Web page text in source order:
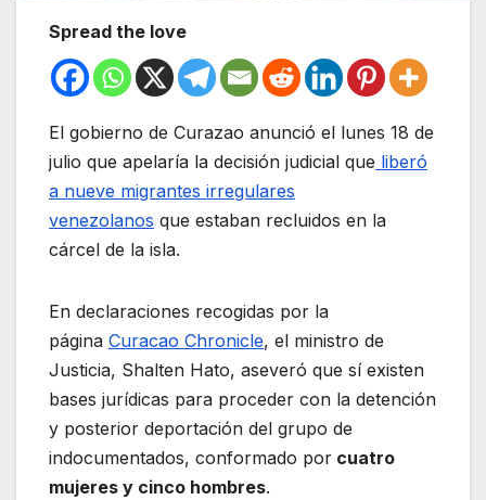
Spread the love
El gobierno de Curazao anunció el lunes 18 de
julio que apelaría la decisión judicial que liberó
a nueve migrantes irregulares
venezolanos que estaban recluidos en la
cárcel de la isla.
En declaraciones recogidas por la
página Curacao Chronicle, el ministro de
Justicia, Shalten Hato, aseveró que sí existen
bases jurídicas para proceder con la detención
y posterior deportación del grupo de
indocumentados, conformado por cuatro
mujeres y cinco hombres.